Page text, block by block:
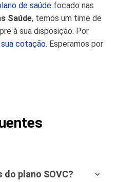
de saúde focado nas
Saúde, temos um time de
à sua disposição. Por
cotação. Esperamos por
plano SOVC?